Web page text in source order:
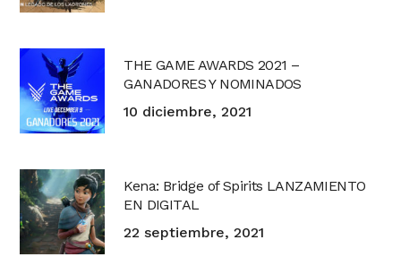
THE GAME AWARDS 2021 –
GANADORES Y NOMINADOS
10 diciembre, 2021
Kena: Bridge of Spirits LANZAMIENTO
EN DIGITAL
22 septiembre, 2021